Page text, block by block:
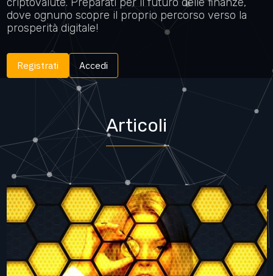
dove ognuno scopre il proprio percorso verso la
prosperità digitale!
Registrati Accedi
Articoli